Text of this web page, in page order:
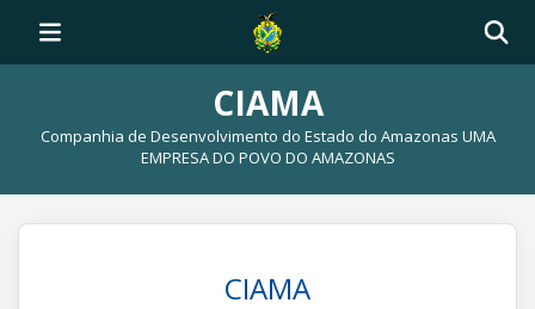
CIAMA
Companhia de Desenvolvimento do Estado do Amazonas UMA
EMPRESA DO POVO DO AMAZONAS
CIAMA